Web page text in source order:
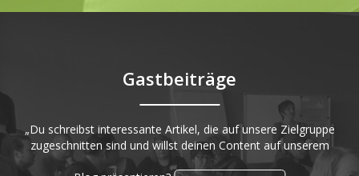
Gastbeiträge
„Du schreibst interessante Artikel, die auf unsere Zielgruppe
zugeschnitten sind und willst deinen Content auf unserem